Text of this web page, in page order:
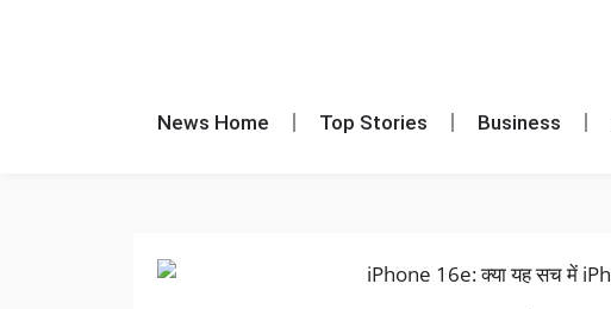
News Home Top Stories Business